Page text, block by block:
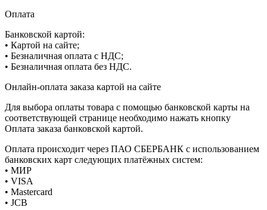
Оплата
Банковской картой:
• Картой на сайте;
• Безналичная оплата с НДС;
• Безналичная оплата без НДС.
Онлайн-оплата заказа картой на сайте
Для выбора оплаты товара с помощью банковской карты на
соответствующей странице необходимо нажать кнопку
Оплата заказа банковской картой.
Оплата происходит через ПАО СБЕРБАНК с использованием
банковских карт следующих платёжных систем:
• МИР
• VISA
• Mastercard
• JCB